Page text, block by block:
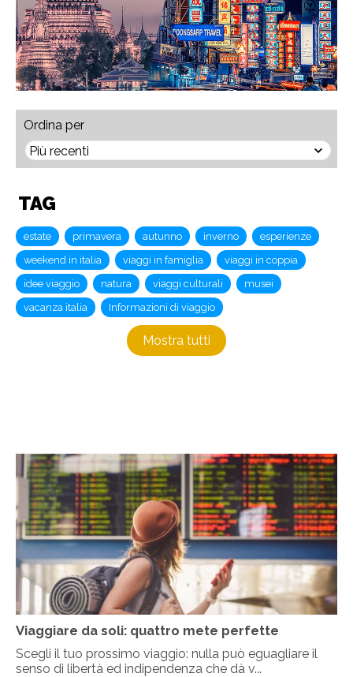
Ordina per
TAG
estate primavera autunno inverno
esperienze
weekend in italia
viaggi in famiglia
viaggi in coppia
idee viaggio
natura viaggi culturali
musei
vacanza italia
Informazioni di viaggio
Mostra tutti
Viaggiare da soli: quattro mete perfette
Scegli il tuo prossimo viaggio: nulla può eguagliare il
senso di libertà ed indipendenza che dà v...